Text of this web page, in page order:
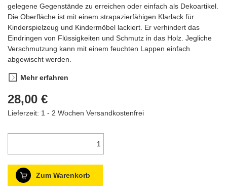
gelegene Gegenstände zu erreichen oder einfach als Dekoartikel.
Die Oberfläche ist mit einem strapazierfähigen Klarlack für
Kinderspielzeug und Kindermöbel lackiert. Er verhindert das
Eindringen von Flüssigkeiten und Schmutz in das Holz. Jegliche
Verschmutzung kann mit einem feuchten Lappen einfach
abgewischt werden.
Mehr erfahren
28,00 €
Lieferzeit: 1 - 2 Wochen Versandkostenfrei
Zum Warenkorb